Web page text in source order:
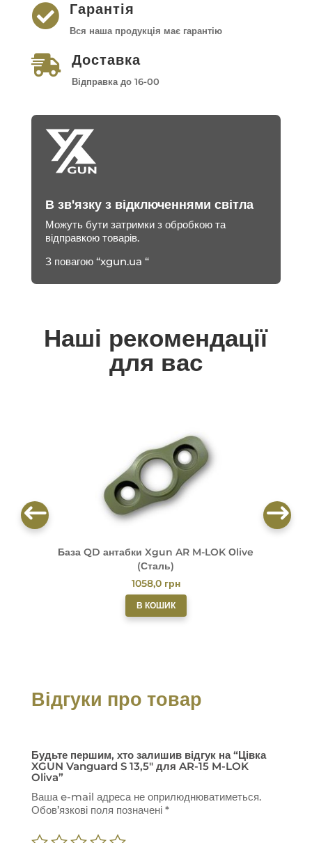
 Гарантія
Вся наша продукція має гарантію
 Доставка
Відправка до 16-00
В зв'язку з відключеннями світла
Можуть бути затримки з обробкою та
відправкою товарів.
З повагою “xgun.ua “
Наші рекомендації
для вас
База QD антабки Xgun AR M-LOK Оlive
(Сталь)
1058,0 грн
В КОШИК
Відгуки про товар
Будьте першим, хто залишив відгук на “Цівка
XGUN Vanguard S 13,5″ для AR-15 M-LOK
Oliva”
Ваша e-mail адреса не оприлюднюватиметься.
Обов’язкові поля позначені *